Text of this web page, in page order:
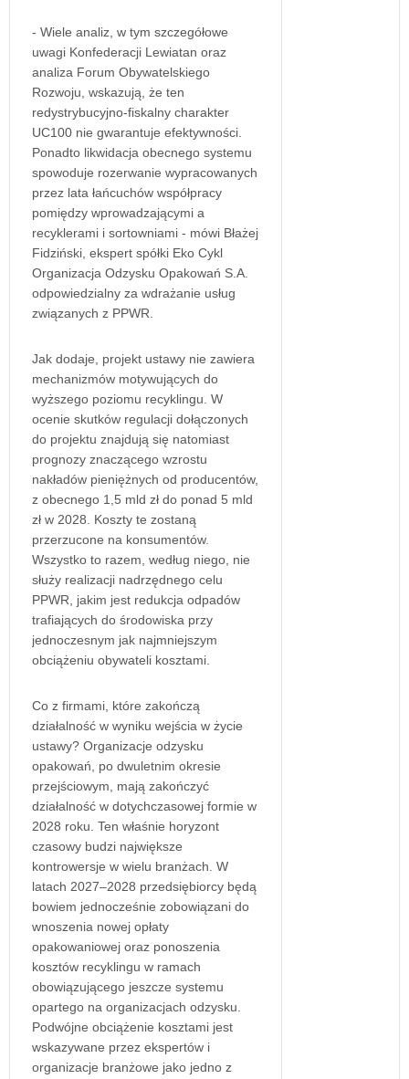
- Wiele analiz, w tym szczegółowe
uwagi Konfederacji Lewiatan oraz
analiza Forum Obywatelskiego
Rozwoju, wskazują, że ten
redystrybucyjno-fiskalny charakter
UC100 nie gwarantuje efektywności.
Ponadto likwidacja obecnego systemu
spowoduje rozerwanie wypracowanych
przez lata łańcuchów współpracy
pomiędzy wprowadzającymi a
recyklerami i sortowniami - mówi Błażej
Fidziński, ekspert spółki Eko Cykl
Organizacja Odzysku Opakowań S.A.
odpowiedzialny za wdrażanie usług
związanych z PPWR.
Jak dodaje, projekt ustawy nie zawiera
mechanizmów motywujących do
wyższego poziomu recyklingu. W
ocenie skutków regulacji dołączonych
do projektu znajdują się natomiast
prognozy znaczącego wzrostu
nakładów pieniężnych od producentów,
z obecnego 1,5 mld zł do ponad 5 mld
zł w 2028. Koszty te zostaną
przerzucone na konsumentów.
Wszystko to razem, według niego, nie
służy realizacji nadrzędnego celu
PPWR, jakim jest redukcja odpadów
trafiających do środowiska przy
jednoczesnym jak najmniejszym
obciążeniu obywateli kosztami.
Co z firmami, które zakończą
działalność w wyniku wejścia w życie
ustawy? Organizacje odzysku
opakowań, po dwuletnim okresie
przejściowym, mają zakończyć
działalność w dotychczasowej formie w
2028 roku. Ten właśnie horyzont
czasowy budzi największe
kontrowersje w wielu branżach. W
latach 2027–2028 przedsiębiorcy będą
bowiem jednocześnie zobowiązani do
wnoszenia nowej opłaty
opakowaniowej oraz ponoszenia
kosztów recyklingu w ramach
obowiązującego jeszcze systemu
opartego na organizacjach odzysku.
Podwójne obciążenie kosztami jest
wskazywane przez ekspertów i
organizacje branżowe jako jedno z